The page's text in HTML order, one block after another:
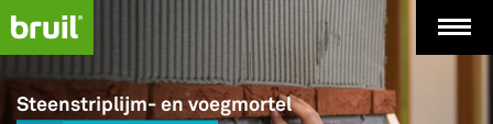
Steenstriplijm- en voegmortel